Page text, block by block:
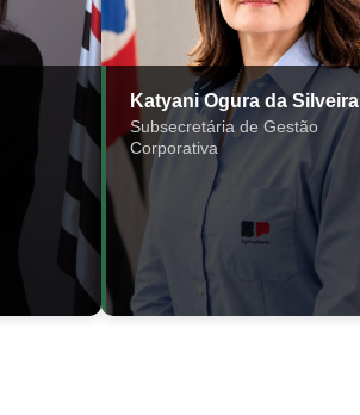
Katyani Ogura da Silveira
Subsecretária de Gestão
Corporativa